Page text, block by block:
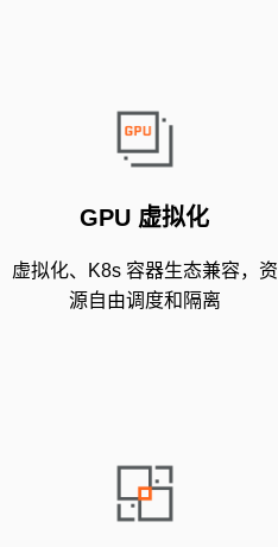
GPU 虚拟化
虚拟化、K8s 容器生态兼容，资
源自由调度和隔离